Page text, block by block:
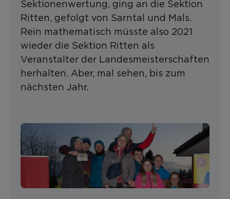
Sektionenwertung, ging an die Sektion
Ritten, gefolgt von Sarntal und Mals.
Rein mathematisch müsste also 2021
wieder die Sektion Ritten als
Veranstalter der Landesmeisterschaften
herhalten. Aber, mal sehen, bis zum
nächsten Jahr.